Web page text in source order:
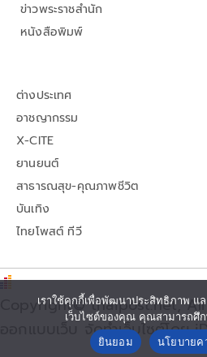
ข่าวพระราชสำนัก
หนังสือพิมพ์
ต่างประเทศ
อาชญากรรม
X-CITE
ยานยนต์
สาธารณสุข-คุณภาพชีวิต
บันเทิง
ไทยโพสต์ ทีวี
Copyright© thaipost.net,
ออกแบบเว็บ จัดทำเว็บไซต์โดย
เราใช้คุกกี้เพื่อพัฒนาประสิทธิภาพ แ
เว็บไซต์ของคุณ คุณสามารถศึ
ยินยอม
นโยบายค